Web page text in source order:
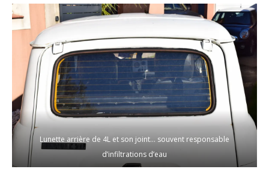
Lunette arrière de 4L et son joint… souvent responsable
d’infiltrations d’eau